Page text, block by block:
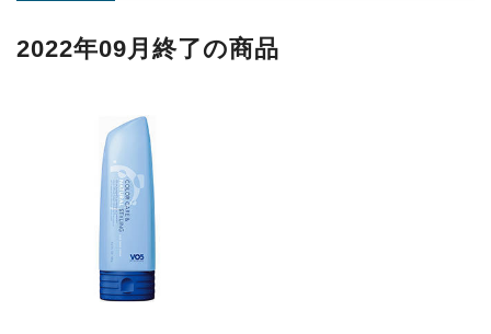
2022年09月終了の商品